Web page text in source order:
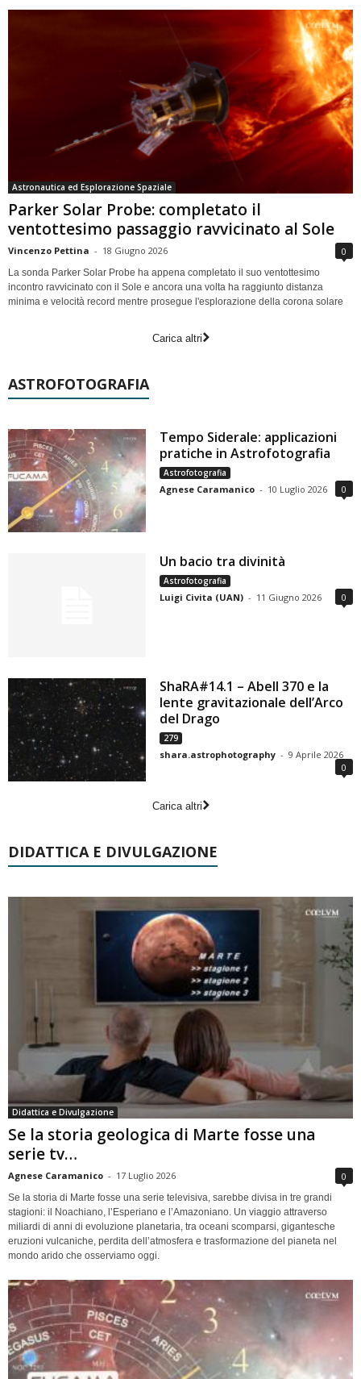
Astronautica ed Esplorazione Spaziale
Parker Solar Probe: completato il
ventottesimo passaggio ravvicinato al Sole
Vincenzo Pettina - 18 Giugno 2026 0
La sonda Parker Solar Probe ha appena completato il suo ventottesimo
incontro ravvicinato con il Sole e ancora una volta ha raggiunto distanza
minima e velocità record mentre prosegue l'esplorazione della corona solare
Carica altri
ASTROFOTOGRAFIA
Tempo Siderale: applicazioni
pratiche in Astrofotografia
Astrofotografia
Agnese Caramanico - 10 Luglio 2026 0
Un bacio tra divinità
Astrofotografia
Luigi Civita (UAN) - 11 Giugno 2026 0
ShaRA#14.1 – Abell 370 e la
lente gravitazionale dell’Arco
del Drago
279
shara.astrophotography - 9 Aprile 2026
0
Carica altri
DIDATTICA E DIVULGAZIONE
Didattica e Divulgazione
Se la storia geologica di Marte fosse una
serie tv…
Agnese Caramanico - 17 Luglio 2026 0
Se la storia di Marte fosse una serie televisiva, sarebbe divisa in tre grandi
stagioni: il Noachiano, l’Esperiano e l’Amazoniano. Un viaggio attraverso
miliardi di anni di evoluzione planetaria, tra oceani scomparsi, gigantesche
eruzioni vulcaniche, perdita dell’atmosfera e trasformazione del pianeta nel
mondo arido che osserviamo oggi.